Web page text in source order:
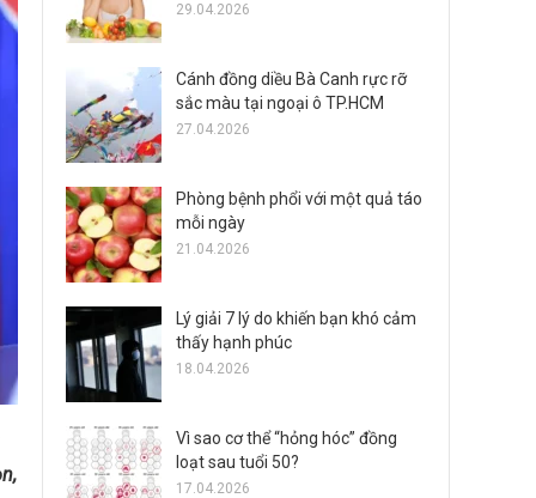
29.04.2026
Cánh đồng diều Bà Canh rực rỡ
sắc màu tại ngoại ô TP.HCM
27.04.2026
Phòng bệnh phổi với một quả táo
mỗi ngày
21.04.2026
Lý giải 7 lý do khiến bạn khó cảm
thấy hạnh phúc
18.04.2026
Vì sao cơ thể “hỏng hóc” đồng
loạt sau tuổi 50?
17.04.2026